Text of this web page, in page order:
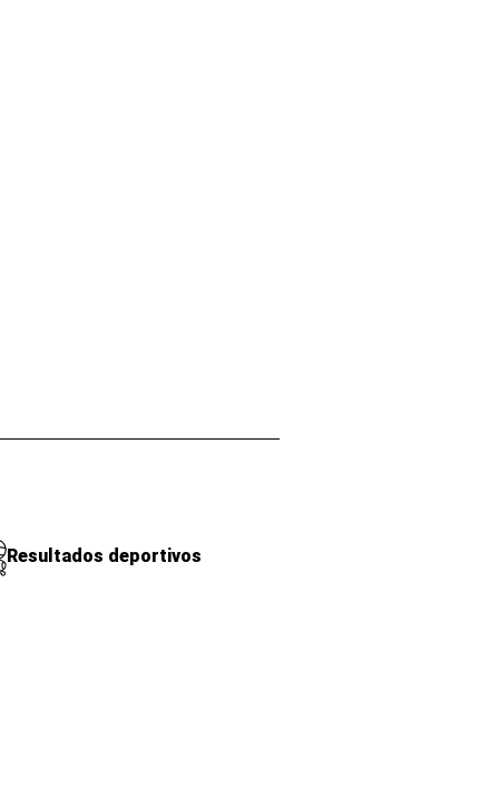
Resultados deportivos